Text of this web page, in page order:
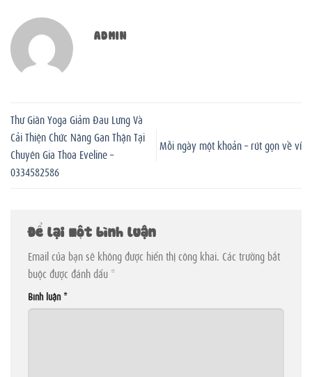
ADMIN
Thư Giãn Yoga Giảm Đau Lưng Và
Cải Thiện Chức Năng Gan Thận Tại
Chuyên Gia Thoa Eveline –
0334582586
Mỗi ngày một khoản – rút gọn về ví
Để lại một bình luận
Email của bạn sẽ không được hiển thị công khai. Các trường bắt
buộc được đánh dấu *
Bình luận *